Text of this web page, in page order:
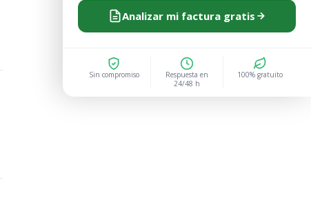
Analizar mi factura gratis
Sin compromiso
Respuesta en
24/48 h
100% gratuito